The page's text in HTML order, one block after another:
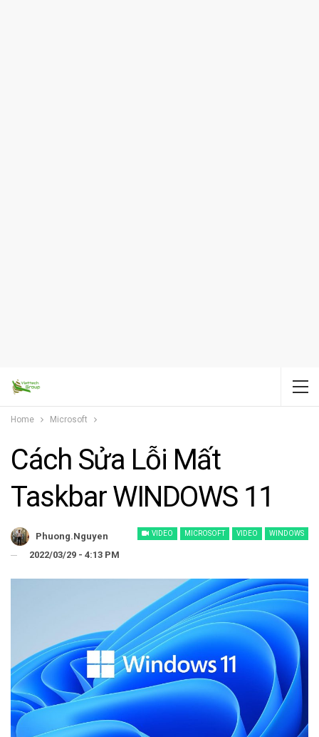
Home Microsoft
Cách Sửa Lỗi Mất
Taskbar WINDOWS 11
VIDEO MICROSOFT VIDEO WINDOWS
Phuong.nguyen
2022/03/29 - 4:13 PM